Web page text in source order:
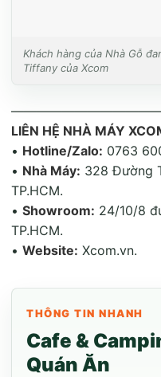
Khách hàng của Nhà Gỗ
Tiffany của Xcom
LIÊN HỆ NHÀ MÁY
• Hotline/Zalo: 0763
• Nhà Máy: 328 Đường
TP.HCM.
• Showroom: 24/10/8
TP.HCM.
• Website: Xcom.vn.
THÔNG TIN NHANH
Cafe &
Quán Ăn